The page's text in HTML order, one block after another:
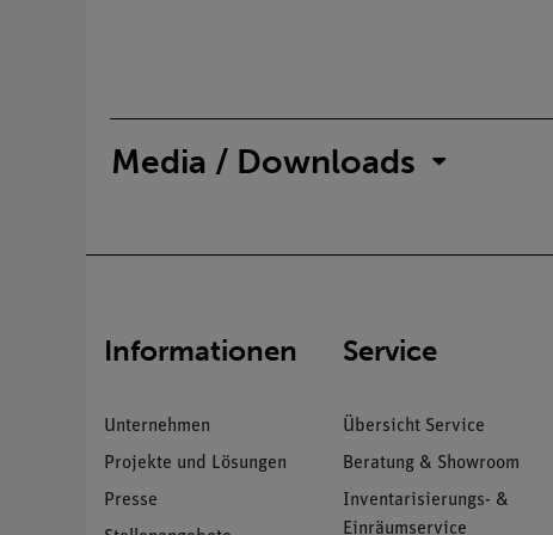
Media / Downloads
Informationen
Unternehmen
Projekte und Lösungen
Presse
Service
Übersicht Service
Beratung & Showroom
Inventarisierungs- &
Einräumservice